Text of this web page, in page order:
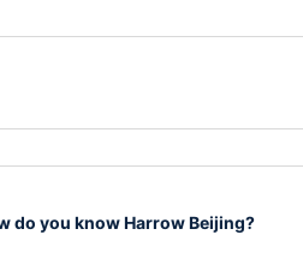
do you know Harrow Beijing?